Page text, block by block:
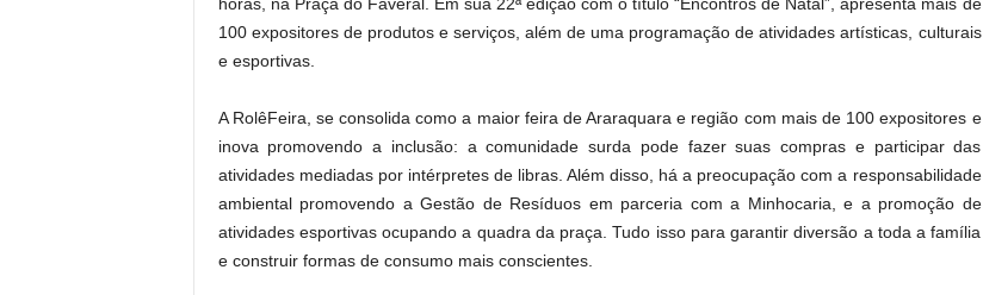
100 expositores de produtos e serviços, além de uma programação de atividades artísticas, culturais
e esportivas.
A RolêFeira, se consolida como a maior feira de Araraquara e região com mais de 100 expositores e
inova promovendo a inclusão: a comunidade surda pode fazer suas compras e participar das
atividades mediadas por intérpretes de libras. Além disso, há a preocupação com a responsabilidade
ambiental promovendo a Gestão de Resíduos em parceria com a Minhocaria, e a promoção de
atividades esportivas ocupando a quadra da praça. Tudo isso para garantir diversão a toda a família
e construir formas de consumo mais conscientes.